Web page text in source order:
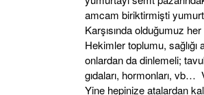
amcam biriktirmişti
Karşısında olduğumuz
Hekimler toplumu,
onlardan da dinlemeli;
gıdaları, hormonları, vb…
Yine hepinize atalardan